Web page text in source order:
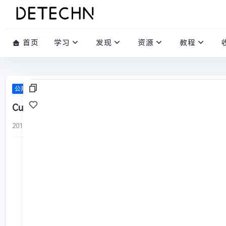
首页 学习 发现 资源 教程
公共DNS
CuteDNS
2017-04-20